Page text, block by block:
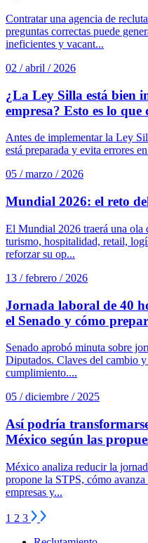
Contratar una agencia de
preguntas correctas puede
ineficientes y vacant...
02 / abril / 2026
¿La Ley Silla está bien
empresa? Esto es lo
Antes de implementar la Ley
está preparada y evita errores
05 / marzo / 2026
Mundial 2026: el reto
El Mundial 2026 traerá una ola
turismo, hospitalidad, retail,
reforzar su op...
13 / febrero / 2026
Jornada laboral de 40
el Senado y cómo
Senado aprobó minuta sobre
Diputados. Claves del cambio
cumplimiento....
05 / diciembre / 2025
Así podría
México según las
México analiza reducir la
propone la STPS, cómo
empresas y...
1 2 3